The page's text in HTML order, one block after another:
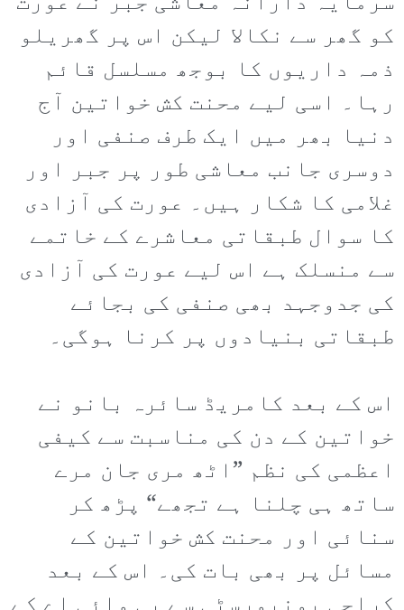
کو گھر سے نکالا لیکن اس پر گھریلو
ذمہ داریوں کا بوجھ مسلسل قائم
رہا۔ اسی لیے محنت کش خواتین آج
دنیا بھر میں ایک طرف صنفی اور
دوسری جانب معاشی طور پر جبر اور
غلامی کا شکار ہیں۔ عورت کی آزادی
کا سوال طبقاتی معاشرے کے خاتمے
سے منسلک ہے اس لیے عورت کی آزادی
کی جدوجہد بھی صنفی کی بجائے
طبقاتی بنیادوں پر کرنا ہوگی۔
اس کے بعد کامریڈ سائرہ بانو نے
خواتین کے دن کی مناسبت سے کیفی
اعظمی کی نظم ”اٹھ مری جان مرے
ساتھ ہی چلنا ہے تجھے“ پڑھ کر
سنائی اور محنت کش خواتین کے
مسائل پر بھی بات کی۔ اس کے بعد